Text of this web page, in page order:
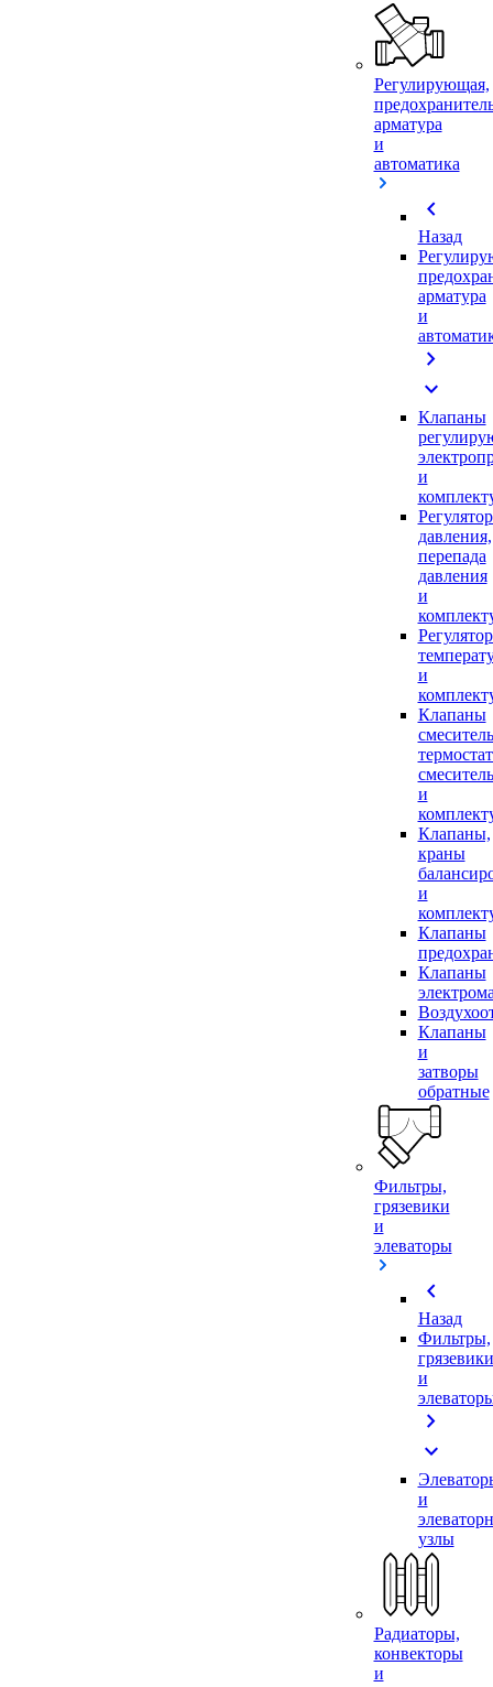
Регулирующая,
арматура
и
автоматика
chevron_left
Назад
арматура
и
chevron_right
expand_more
Клапаны
и
давления,
перепада
давления
и
и
Клапаны
и
Клапаны,
краны
и
Клапаны
Клапаны
Клапаны
и
затворы
обратные
Фильтры,
грязевики
и
элеваторы
chevron_left
Назад
Фильтры,
грязевики
и
chevron_right
expand_more
и
узлы
Радиаторы,
конвекторы
и